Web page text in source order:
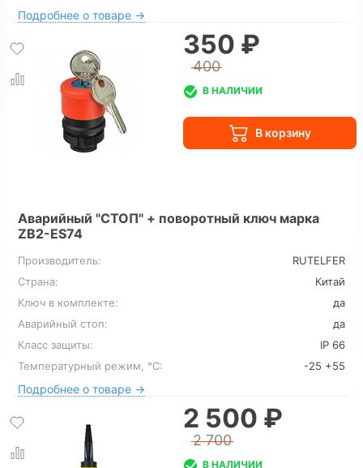
Подробнее о товаре →
Аварийный "СТОП" + поворотный ключ марка
ZB2-ES74
Производитель:
RUTELFER
Страна:
Китай
Ключ в комплекте:
да
Аварийный стоп:
да
Класс защиты:
IP 66
Температурный режим, °С:
-25 +55
Подробнее о товаре →
350 ₽
400
В НАЛИЧИИ
2 500 ₽
2 700
В НАЛИЧИИ